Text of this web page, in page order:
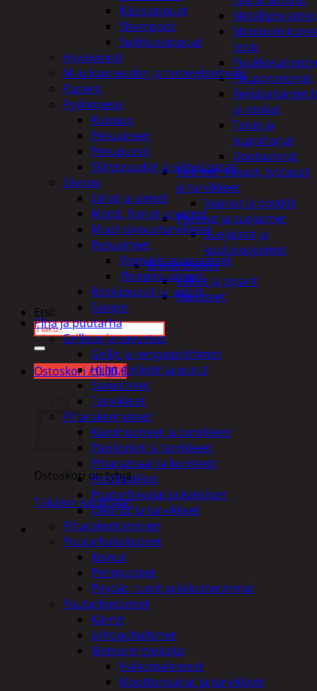
terät
Puuporanterät
ja istukat
Teräs ja
kuppiharjat
Upotusterät
Telineet, tikkaat, työtasot
ja tarvikkeet
Vaunut ja pöydät
Työasut ja suojaimet
Suojalasit ja
kuulosuojaimet
Elintarvikkeet
Keksit ja piparit
Mausteet
Etsi:
Ostoskori /0,00€
Ostoskori on tyhjä.
Takaisin kauppaan
Käsisaippuat
Shampoot
Suihkusaippuat
Hyvinvointi
Muu kauneuden ja terveydenhoito
Paperit
Pyykinpesu
Kuivaus
Pesuaineet
Pesupussit
Silitysraudat ja silityslaudat
Siivous
Liinat ja sienet
Mopit, harjat ja varret
Muut siivoustarvikkeet
Pesuaineet
Viemärinavausaineet
Yleispesuaineet
Roskapussit ja -astiat
Sangot
Piha ja puutarha
Grillaus ja savustus
Grillit ja rengaspolttimet
Hiilet, briketit ja purut
Savustimet
Tarvikkeet
Piharakennukset
Kasvihuoneet ja tarvikkeet
Paviljonkit ja tarvikkeet
Pihapatsaat ja koristeet
Postilaatikot
Puutarhavajat ja katokset
Ulko-wc ja tarvikkeet
Piharakentaminen
Puutarhakalusteet
Keinut
Pehmusteet
Pöydät, tuolit ja kalusteryhmät
Puutarhakoneet
Kärryt
Lehtipuhaltimet
Metsurin työkalut
Halkomakoneet
Moottorisahat ja tarvikkeet